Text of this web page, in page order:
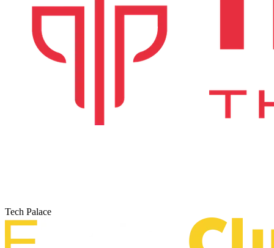
Tech Palace